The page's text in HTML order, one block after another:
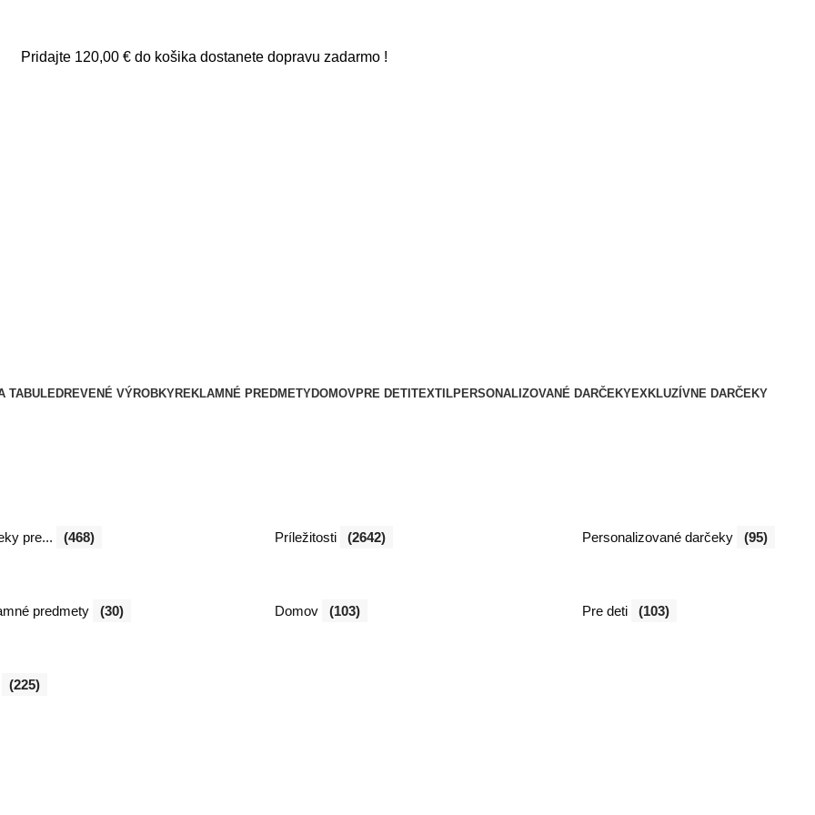
Pridajte 120,00 €do košika dostanete dopravu zadarmo !
TABULEDREVENÉ VÝROBKYREKLAMNÉ PREDMETYDOMOVPRE DETI TEXTILPERSONALIZOVANÉ DARČEKYEXKLUZÍVNE DARČEKY
pre... (468) Príležitosti (2642) Personalizované darčeky (95)
predmety (30) Domov (103) Pre deti (103)
(225)